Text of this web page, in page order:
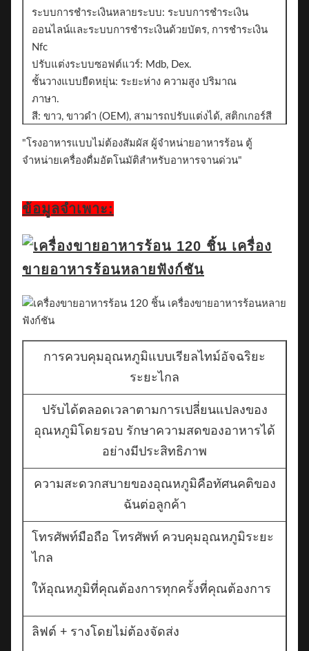
ระบบการชำระเงินหลายระบบ: ระบบการชำระเงิน
ออนไลน์และระบบการชำระเงินด้วยบัตร, การชำระเงิน
Nfc
ปรับแต่งระบบซอฟต์แวร์: Mdb, Dex.
ชั้นวางแบบยืดหยุ่น: ระยะห่าง ความสูง ปริมาณ
ภาษา.
สี: ขาว, ขาวดำ (OEM), สามารถปรับแต่งได้, สติกเกอร์สี
สติ๊กเกอร์. 2 ด้านสามารถเพิ่มสติกเกอร์สำหรับการสร้าง
"โรงอาหารแบบไม่ต้องสัมผัส ผู้จำหน่ายอาหารร้อน ตู้
จำหน่ายเครื่องดื่มอัตโนมัติสำหรับอาหารจานด่วน"
ข้อมูลจำเพาะ:
การควบคุมอุณหภูมิแบบเรียลไทม์อัจฉริยะ
ระยะไกล
ปรับได้ตลอดเวลาตามการเปลี่ยนแปลงของ
อุณหภูมิโดยรอบ รักษาความสดของอาหารได้
อย่างมีประสิทธิภาพ
ความสะดวกสบายของอุณหภูมิคือทัศนคติของ
ฉันต่อลูกค้า
โทรศัพท์มือถือ โทรศัพท์ ควบคุมอุณหภูมิระยะ
ไกล
ให้อุณหภูมิที่คุณต้องการทุกครั้งที่คุณต้องการ
ลิฟต์ + รางโดยไม่ต้องจัดส่ง